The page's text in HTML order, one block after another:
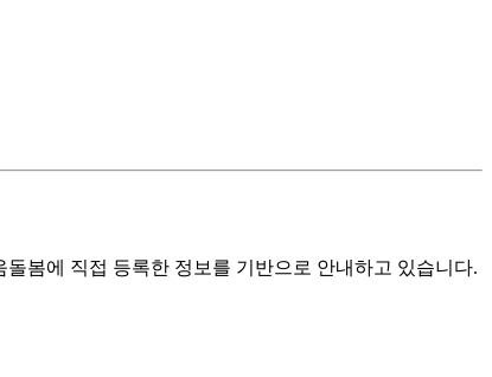
봄에 직접 등록한 정보를 기반으로 안내하고 있습니다.